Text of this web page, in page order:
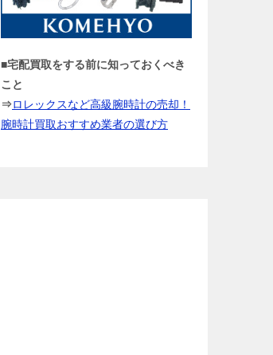
■宅配買取をする前に知っておくべき
こと
⇒ロレックスなど高級腕時計の売却！
腕時計買取おすすめ業者の選び方